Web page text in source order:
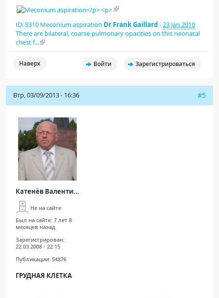
ID: 8310 Meconium aspiration Dr Frank Gaillard-23 Jan 2010
There are bilateral, coarse pulmonary opacities on this neonatal
chest f...
Наверх Войти Зарегистрироваться
Втр, 03/09/2013 - 16:36 #5
Катенёв Валенти...
Не на сайте
Был на сайте: 7 лет 8
месяцев назад
Зарегистрирован:
22.03.2008 - 22:15
Публикации: 54876
ГРУДНАЯ КЛЕТКА